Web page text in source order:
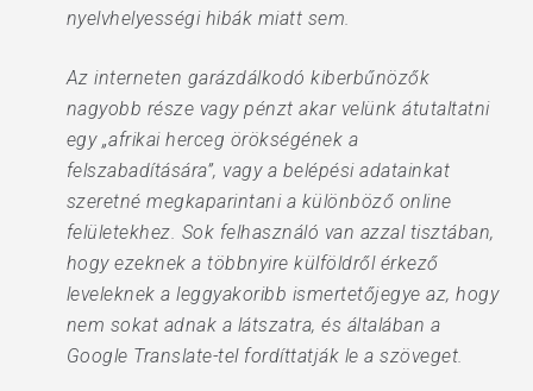
nyelvhelyességi hibák miatt sem.
Az interneten garázdálkodó kiberbűnözők
nagyobb része vagy pénzt akar velünk átutaltatni
egy „afrikai herceg örökségének a
felszabadítására”, vagy a belépési adatainkat
szeretné megkaparintani a különböző online
felületekhez. Sok felhasználó van azzal tisztában,
hogy ezeknek a többnyire külföldről érkező
leveleknek a leggyakoribb ismertetőjegye az, hogy
nem sokat adnak a látszatra, és általában a
Google Translate-tel fordíttatják le a szöveget.